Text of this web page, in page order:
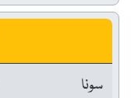
سونا